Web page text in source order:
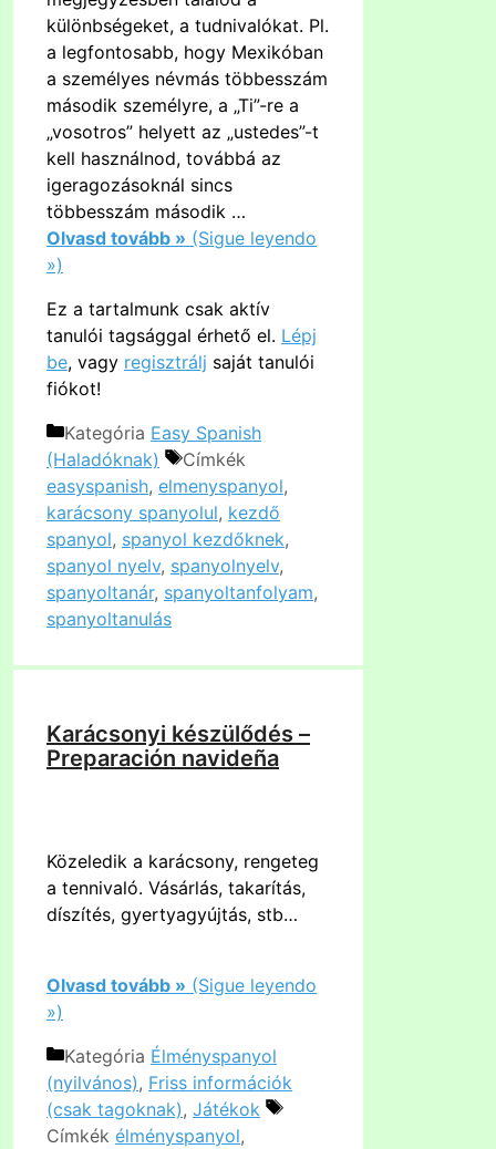
különbségeket, a tudnivalókat. Pl.
a legfontosabb, hogy Mexikóban
a személyes névmás többesszám
második személyre, a „Ti”-re a
„vosotros” helyett az „ustedes”-t
kell használnod, továbbá az
igeragozásoknál sincs
többesszám második …
Olvasd tovább » (Sigue leyendo
»)
Ez a tartalmunk csak aktív
tanulói tagsággal érhető el. Lépj
be, vagy regisztrálj saját tanulói
fiókot!
Kategória Easy Spanish
(Haladóknak)
Címkék
easyspanish, elmenyspanyol,
karácsony spanyolul, kezdő
spanyol, spanyol kezdőknek,
spanyol nyelv, spanyolnyelv,
spanyoltanár, spanyoltanfolyam,
spanyoltanulás
Karácsonyi készülődés –
Preparación navideña
Közeledik a karácsony, rengeteg
a tennivaló. Vásárlás, takarítás,
díszítés, gyertyagyújtás, stb…
Olvasd tovább » (Sigue leyendo
»)
Kategória Élményspanyol
(nyilvános), Friss információk
(csak tagoknak), Játékok
Címkék élményspanyol,